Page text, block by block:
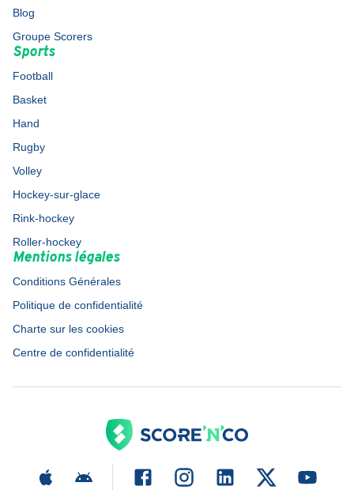
Blog
Groupe Scorers
Sports
Football
Basket
Hand
Rugby
Volley
Hockey-sur-glace
Rink-hockey
Roller-hockey
Mentions légales
Conditions Générales
Politique de confidentialité
Charte sur les cookies
Centre de confidentialité